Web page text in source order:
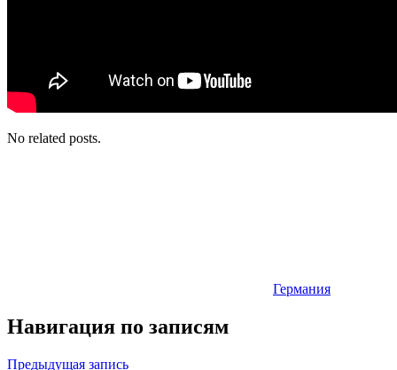
No related posts.
Германия
Навигация по записям
Предыдущая запись